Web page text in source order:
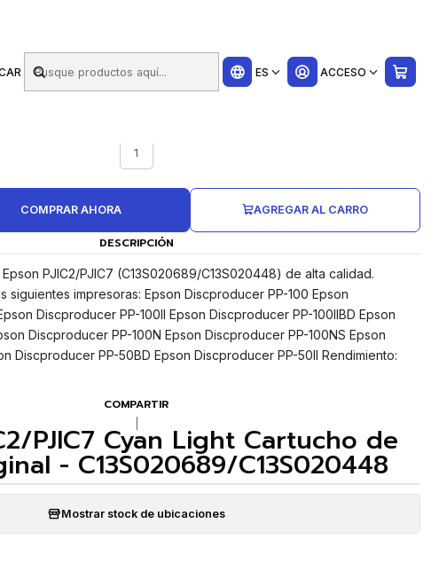
ES ACCESO
1
AGREGAR AL CARRO
COMPRAR AHORA
DESCRIPCIÓN
PJIC2/PJIC7 (C13S020689/C13S020448) de alta calidad.
siguientes impresoras: Epson Discproducer PP-100 Epson
Discproducer PP-100II Epson Discproducer PP-100IIBD Epson
Discproducer PP-100N Epson Discproducer PP-100NS Epson
Discproducer PP-50BD Epson Discproducer PP-50II Rendimiento:
COMPARTIR
PJIC7 Cyan Light Cartucho de
- C13S020689/C13S020448
Mostrar stock de ubicaciones